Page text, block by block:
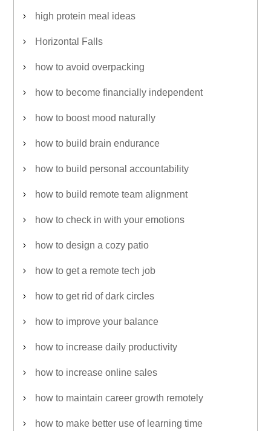
high protein meal ideas
Horizontal Falls
how to avoid overpacking
how to become financially independent
how to boost mood naturally
how to build brain endurance
how to build personal accountability
how to build remote team alignment
how to check in with your emotions
how to design a cozy patio
how to get a remote tech job
how to get rid of dark circles
how to improve your balance
how to increase daily productivity
how to increase online sales
how to maintain career growth remotely
how to make better use of learning time